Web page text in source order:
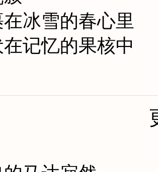
冰雪的春心里
记忆的果核中